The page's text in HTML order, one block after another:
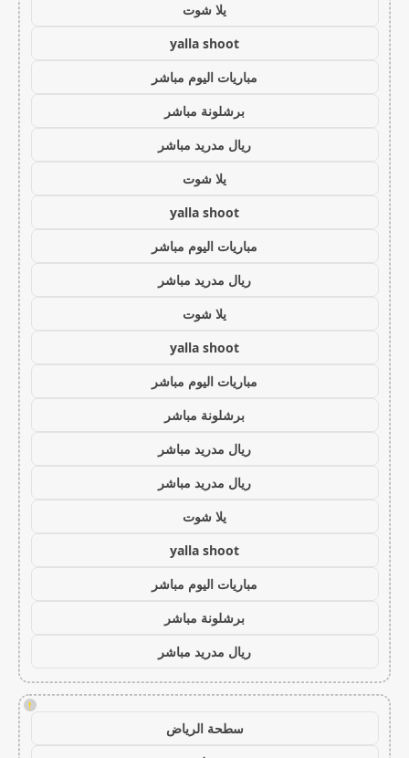
يلا شوت
yalla shoot
مباريات اليوم مباشر
برشلونة مباشر
ريال مدريد مباشر
يلا شوت
yalla shoot
مباريات اليوم مباشر
ريال مدريد مباشر
يلا شوت
yalla shoot
مباريات اليوم مباشر
برشلونة مباشر
ريال مدريد مباشر
ريال مدريد مباشر
يلا شوت
yalla shoot
مباريات اليوم مباشر
برشلونة مباشر
ريال مدريد مباشر
!
سطحة الرياض